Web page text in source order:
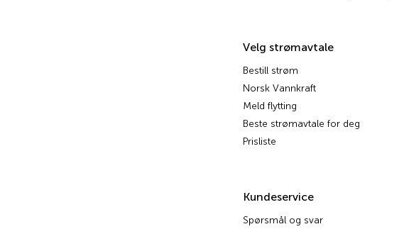
Velg strømavtale
Bestill strøm
Norsk Vannkraft
Meld flytting
Beste strømavtale for deg
Prisliste
Kundeservice
Spørsmål og svar